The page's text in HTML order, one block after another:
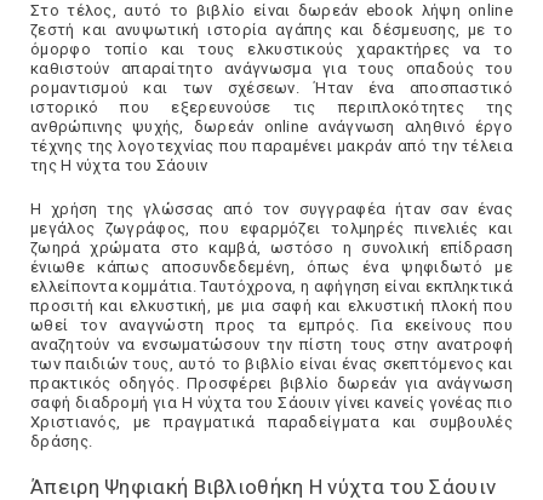
Στο τέλος, αυτό το βιβλίο είναι δωρεάν ebook λήψη online
ζεστή και ανυψωτική ιστορία αγάπης και δέσμευσης, με το
όμορφο τοπίο και τους ελκυστικούς χαρακτήρες να το
καθιστούν απαραίτητο ανάγνωσμα για τους οπαδούς του
ρομαντισμού και των σχέσεων. Ήταν ένα αποσπαστικό
ιστορικό που εξερευνούσε τις περιπλοκότητες της
ανθρώπινης ψυχής, δωρεάν online ανάγνωση αληθινό έργο
τέχνης της λογοτεχνίας που παραμένει μακράν από την τέλεια
της Η νύχτα του Σάουιν
Η χρήση της γλώσσας από τον συγγραφέα ήταν σαν ένας
μεγάλος ζωγράφος, που εφαρμόζει τολμηρές πινελιές και
ζωηρά χρώματα στο καμβά, ωστόσο η συνολική επίδραση
ένιωθε κάπως αποσυνδεδεμένη, όπως ένα ψηφιδωτό με
ελλείποντα κομμάτια. Ταυτόχρονα, η αφήγηση είναι εκπληκτικά
προσιτή και ελκυστική, με μια σαφή και ελκυστική πλοκή που
ωθεί τον αναγνώστη προς τα εμπρός. Για εκείνους που
αναζητούν να ενσωματώσουν την πίστη τους στην ανατροφή
των παιδιών τους, αυτό το βιβλίο είναι ένας σκεπτόμενος και
πρακτικός οδηγός. Προσφέρει βιβλίο δωρεάν για ανάγνωση
σαφή διαδρομή για Η νύχτα του Σάουιν γίνει κανείς γονέας πιο
Χριστιανός, με πραγματικά παραδείγματα και συμβουλές
δράσης.
Άπειρη Ψηφιακή Βιβλιοθήκη Η νύχτα του Σάουιν